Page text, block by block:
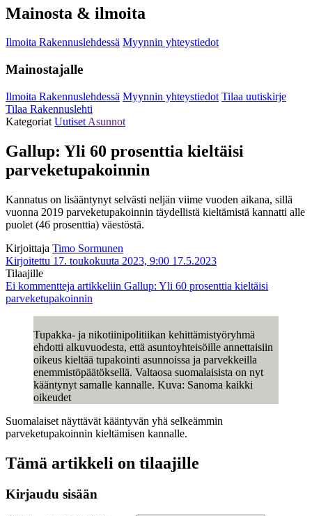
Mainosta & ilmoita
Ilmoita Rakennuslehdessä Myynnin yhteystiedot
Mainostajalle
Ilmoita Rakennuslehdessä Myynnin yhteystiedot Tilaa uutiskirje
Tilaa Rakennuslehti
Kategoriat Uutiset Asunnot
Gallup: Yli 60 prosenttia kieltäisi
parveketupakoinnin
Kannatus on lisääntynyt selvästi neljän viime vuoden aikana, sillä
vuonna 2019 parveketupakoinnin täydellistä kieltämistä kannatti alle
puolet (46 prosenttia) väestöstä.
Kirjoittaja Timo Sormunen
Kirjoitettu 17. toukokuuta 2023, 9:00 17.5.2023
Tilaajille
Ei kommentteja artikkeliin Gallup: Yli 60 prosenttia kieltäisi
parveketupakoinnin
Tupakka- ja nikotiinipolitiikan kehittämistyöryhmä
ehdotti alkuvuodesta, että asuntoyhteisöille annettaisiin
oikeus kieltää tupakointi asunnoissa ja parvekkeilla
enemmistöpäätöksellä. Valtaosa suomalaisista on nyt
kääntynyt samalle kannalle. Kuva: Sanoma kaikki
oikeudet
Suomalaiset näyttävät kääntyvän yhä selkeämmin
parveketupakoinnin kieltämisen kannalle.
Tämä artikkeli on tilaajille
Kirjaudu sisään